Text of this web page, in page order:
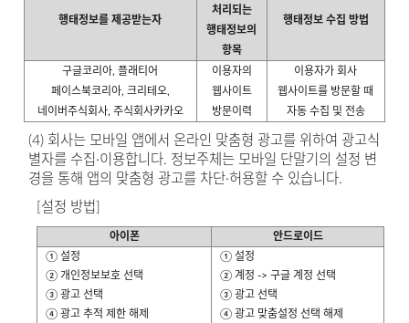
행태정보를 제공받는자
처리되는
행태정보의
항목
행태정보 수집 방법
구글코리아, 플래티어
페이스북코리아, 크리테오,
네이버주식회사, 주식회사카카오
이용자의
웹사이트
방문이력
이용자가 회사
웹사이트를 방문할 때
자동 수집 및 전송
(4) 회사는 모바일 앱에서 온라인 맞춤형 광고를 위하여 광고식
별자를 수집·이용합니다. 정보주체는 모바일 단말기의 설정 변
경을 통해 앱의 맞춤형 광고를 차단·허용할 수 있습니다.
[설정 방법]
아이폰
안드로이드
① 설정
② 개인정보보호 선택
③ 광고 선택
④ 광고 추적 제한 해제
① 설정
② 계정 -> 구글 계정 선택
③ 광고 선택
④ 광고 맞춤설정 선택 해제